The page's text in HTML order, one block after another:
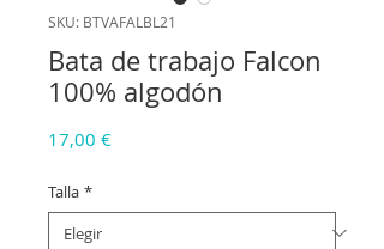
SKU: BTVAFALBL21
Bata de trabajo Falcon
100% algodón
17,00 €Precio
Talla *